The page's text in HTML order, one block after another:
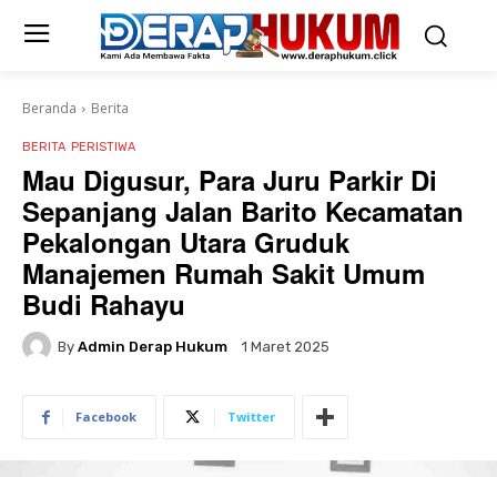
Beranda Berita
BERITA PERISTIWA
Mau Digusur, Para Juru Parkir Di
Sepanjang Jalan Barito Kecamatan
Pekalongan Utara Gruduk
Manajemen Rumah Sakit Umum
Budi Rahayu
By Admin Derap Hukum 1 Maret 2025
Facebook Twitter